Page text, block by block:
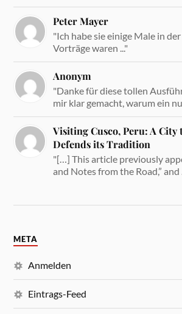
Peter Mayer
"Ich habe sie einige Male in
Vorträge waren ..."
Anonym
"Danke für diese tollen
mir klar gemacht, warum ein
Visiting Cusco, Peru: A City
Defends its Tradition
"[…] This article previously
and Notes from the Road,” and
META
Anmelden
Eintrags-Feed